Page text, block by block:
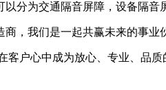
分为交通隔音屏障，设备隔音
，我们是一起共赢未来的事业
户心中成为放心、专业、品质